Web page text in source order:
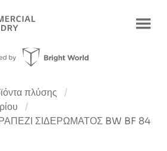
πλύσης
ΣΙΔΕΡΏΜΑΤΟΣ BW BF 84